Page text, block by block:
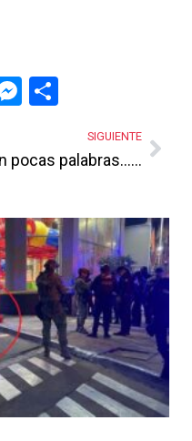
Messenger
SIGUIENTE
En pocas palabras…. La «Caja China» global